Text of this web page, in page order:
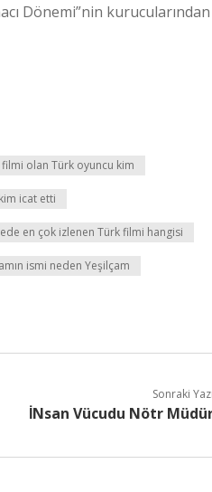
Dönemi”nin kurucularından
filmi olan Türk oyuncu kim
icat etti
en çok izlenen Türk filmi hangisi
ismi neden Yeşilçam
Sonraki
İNsan Vücudu Nötr